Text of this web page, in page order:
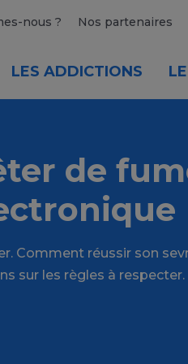
nous ? Nos partenaires
LES ADDICTIONS
de
Comment réussir son
sur les règles à respecter.